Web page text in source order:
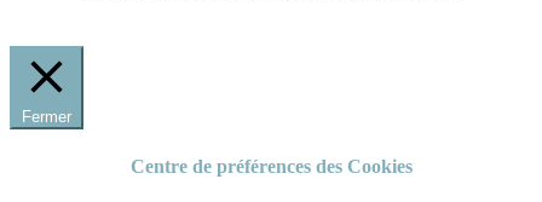
Fermer
Centre de préférences des Cookies